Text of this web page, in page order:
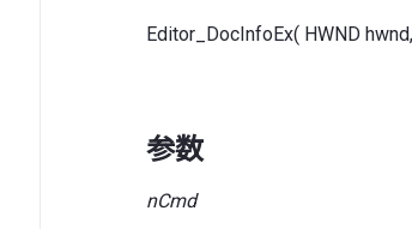
Editor_DocInfoEx( HWND
参数
nCmd